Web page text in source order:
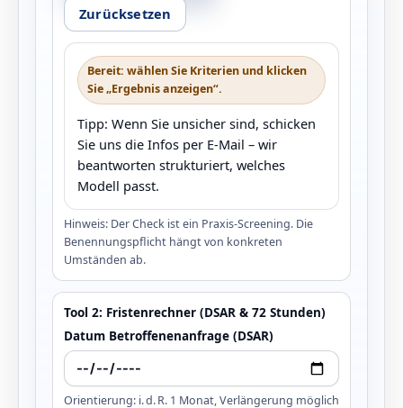
Zurücksetzen
Bereit: wählen Sie Kriterien und klicken
Sie „Ergebnis anzeigen“.
Tipp: Wenn Sie unsicher sind, schicken
Sie uns die Infos per E‑Mail – wir
beantworten strukturiert, welches
Modell passt.
Hinweis: Der Check ist ein Praxis‑Screening. Die
Benennungspflicht hängt von konkreten
Umständen ab.
Tool 2: Fristenrechner (DSAR & 72 Stunden)
Datum Betroffenenanfrage (DSAR)
Orientierung: i. d. R. 1 Monat, Verlängerung möglich